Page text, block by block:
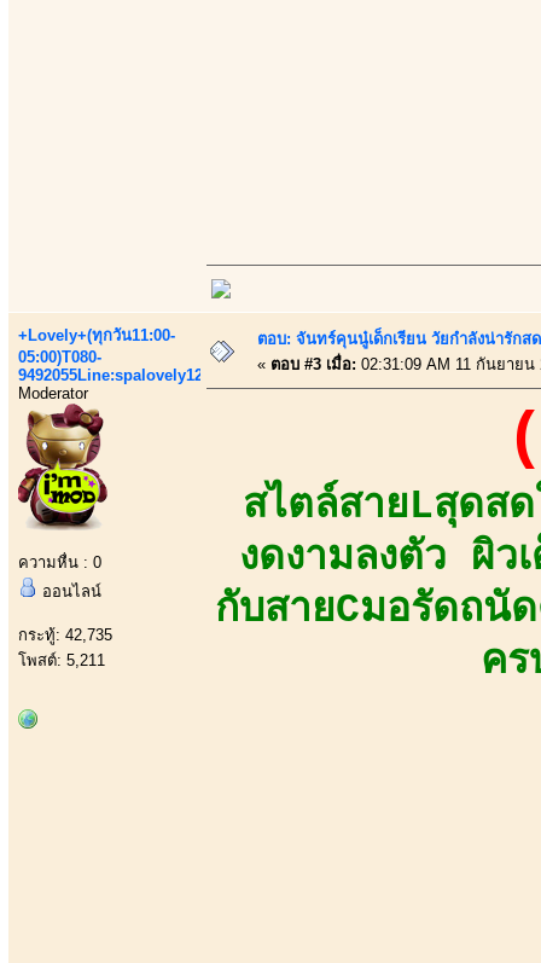
+Lovely+(ทุกวัน11:00-
05:00)T080-
9492055Line:spalovely123
Moderator
ความหื่น : 0
ออนไลน์
กระทู้: 42,735
โพสต์: 5,211
ตอบ: จันทร์คุนนู๋เด็กเรียน วัยกำลังน่ารัก
« ตอบ #3 เมื่อ: 02:31:09 AM 11 กันยายน
สไตล์สายLสุดส
งดงามลงตัว ผิว
กับสายCมอรัดถนั
คร